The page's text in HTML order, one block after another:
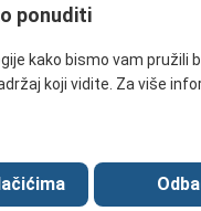
ponuditi
kako bismo vam pružili
koji vidite. Za više